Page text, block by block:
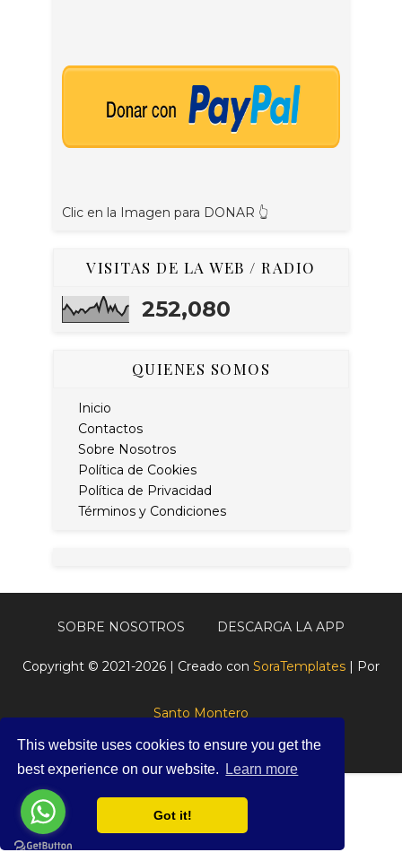
This website uses cookies to ensure you get the
best experience on our website.
Learn more
Got it!
Clic en la Imagen para DONAR 👆
VISITAS DE LA WEB / RADIO
252,080
QUIENES SOMOS
Inicio
Contactos
Sobre Nosotros
Política de Cookies
Política de Privacidad
Términos y Condiciones
SOBRE NOSOTROS DESCARGA LA APP
Copyright © 2021-2026 | Creado con SoraTemplates | Por
Santo Montero